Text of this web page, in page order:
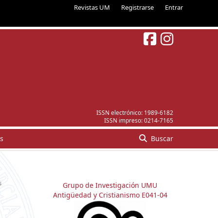
Revistas UM Registrarse Entrar
ISSN electrónico: 1989-6182
ISSN impreso:0214-7165
Buscar
Grupo de Investigación UMU
Antigüedad y Cristianismo E041-04